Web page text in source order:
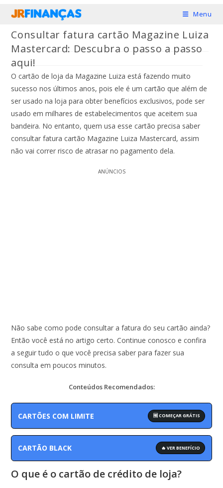
conteúdo
Menu
Consultar fatura cartão Magazine Luiza
Mastercard: Descubra o passo a passo
aqui!
O cartão de loja da Magazine Luiza está fazendo muito
sucesso nos últimos anos, pois ele é um cartão que além de
ser usado na loja para obter benefícios exclusivos, pode ser
usado em milhares de estabelecimentos que aceitem sua
bandeira. No entanto, quem usa esse cartão precisa saber
consultar fatura cartão Magazine Luiza Mastercard, assim
não vai correr risco de atrasar no pagamento dela.
ANÚNCIOS
Não sabe como pode consultar a fatura do seu cartão ainda?
Então você está no artigo certo. Continue conosco e confira
a seguir tudo o que você precisa saber para fazer sua
consulta em poucos minutos.
Conteúdos Recomendados:
CARTÕES COM LIMITE 🆓 COMEÇAR GRÁTIS
CARTÃO BLACK 🔥 VER BENEFÍCIO
O que é o cartão de crédito de loja?